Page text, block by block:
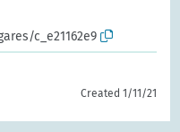
c_e21162e9
Created 1/11/21